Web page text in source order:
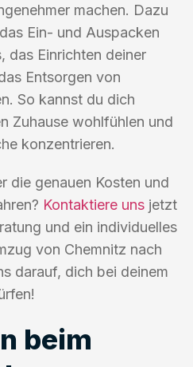
machen. Dazu
Ein- und Auspacken
das Einrichten deiner
Entsorgen von
So kannst du dich
Zuhause wohlfühlen und
konzentrieren.
die genauen Kosten und
Kontaktiere uns jetzt
und ein individuelles
von Chemnitz nach
darauf, dich bei deinem
beim